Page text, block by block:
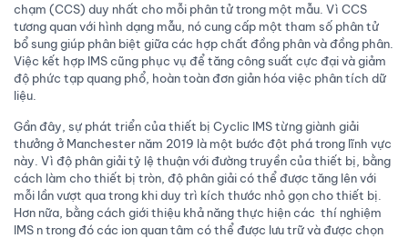
chạm (CCS) duy nhất cho mỗi phân tử trong một mẫu. Vì CCS
tương quan với hình dạng mẫu, nó cung cấp một tham số phân tử
bổ sung giúp phân biệt giữa các hợp chất đồng phân và đồng phân.
Việc kết hợp IMS cũng phục vụ để tăng công suất cực đại và giảm
độ phức tạp quang phổ, hoàn toàn đơn giản hóa việc phân tích dữ
liệu.
Gần đây, sự phát triển của thiết bị Cyclic IMS từng giành giải
thưởng ở Manchester năm 2019 là một bước đột phá trong lĩnh vực
này. Vì độ phân giải tỷ lệ thuận với đường truyền của thiết bị, bằng
cách làm cho thiết bị tròn, độ phân giải có thể được tăng lên với
mỗi lần vượt qua trong khi duy trì kích thước nhỏ gọn cho thiết bị.
Hơn nữa, bằng cách giới thiệu khả năng thực hiện các thí nghiệm
IMS n trong đó các ion quan tâm có thể được lưu trữ và được chọn